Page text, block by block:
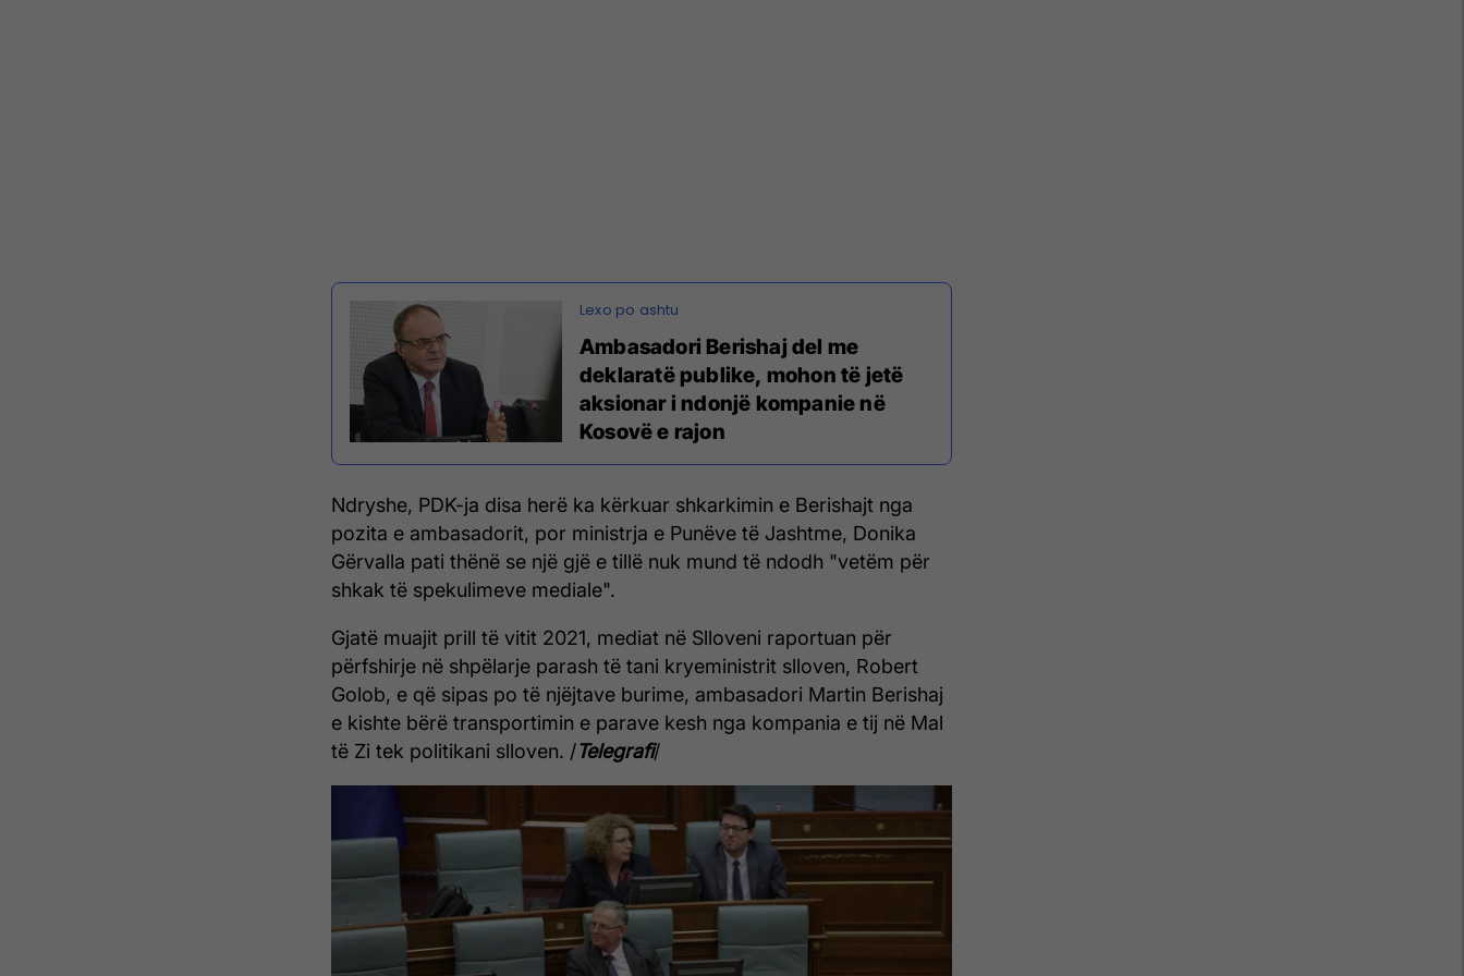
Ambasadori Berishaj del me
deklaratë publike, mohon të jetë
aksionar i ndonjë kompanie në
Kosovë e rajon
Ndryshe, PDK-ja disa herë ka kërkuar shkarkimin e Berishajt nga
pozita e ambasadorit, por ministrja e Punëve të Jashtme, Donika
Gërvalla pati thënë se një gjë e tillë nuk mund të ndodh "vetëm për
shkak të spekulimeve mediale".
Gjatë muajit prill të vitit 2021, mediat në Slloveni raportuan për
përfshirje në shpëlarje parash të tani kryeministrit slloven, Robert
Golob, e që sipas po të njëjtave burime, ambasadori Martin Berishaj
e kishte bërë transportimin e parave kesh nga kompania e tij në Mal
të Zi tek politikani slloven. /Telegrafi/